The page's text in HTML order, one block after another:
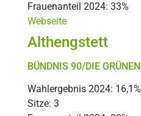
Frauenanteil 2024: 33%
Webseite
Althengstett
BÜNDNIS 90/DIE GRÜNEN
Wahlergebnis 2024: 16,1%
Sitze: 3